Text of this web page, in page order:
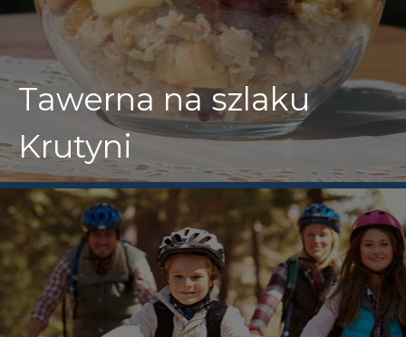
Tawerna na szlaku
Krutyni